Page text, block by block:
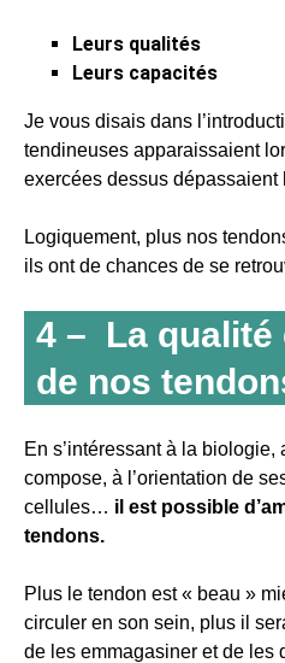
Leurs qualités
Leurs capacités
Je vous disais dans
tendineuses apparaissaient
exercées dessus dépassaient
Logiquement, plus nos
ils ont de chances de se
4 – La qualité
de nos
En s’intéressant à la
compose, à l’orientation de
cellules… il est possible
tendons.
Plus le tendon est « beau »
circuler en son sein, plus il
de les emmagasiner et de les